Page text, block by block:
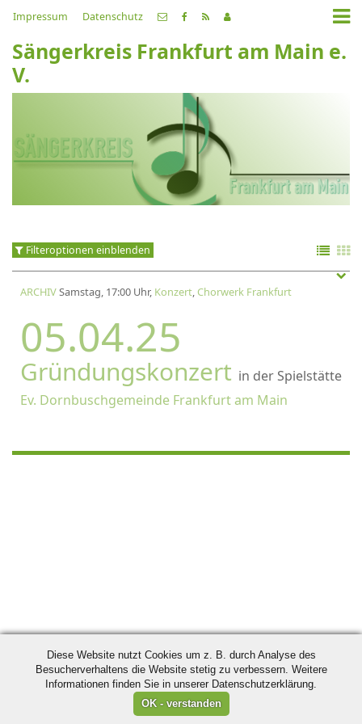
Impressum Datenschutz
Sängerkreis Frankfurt am Main e.
V.
Filteroptionen einblenden
ARCHIVSamstag, 17:00 Uhr, Konzert,Chorwerk Frankfurt
05.04.25
Gründungskonzert in der Spielstätte
Ev. Dornbuschgemeinde Frankfurt am Main
Diese Website nutzt Cookies um z. B. durch Analyse des
Besucherverhaltens die Website stetig zu verbessern. Weitere
Informationen finden Sie in unserer Datenschutzerklärung.